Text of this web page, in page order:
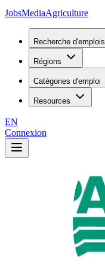
JobsMediaAgriculture
Recherche d'emplois
Régions
Catégories d'emploi
Resources
EN
Connexion